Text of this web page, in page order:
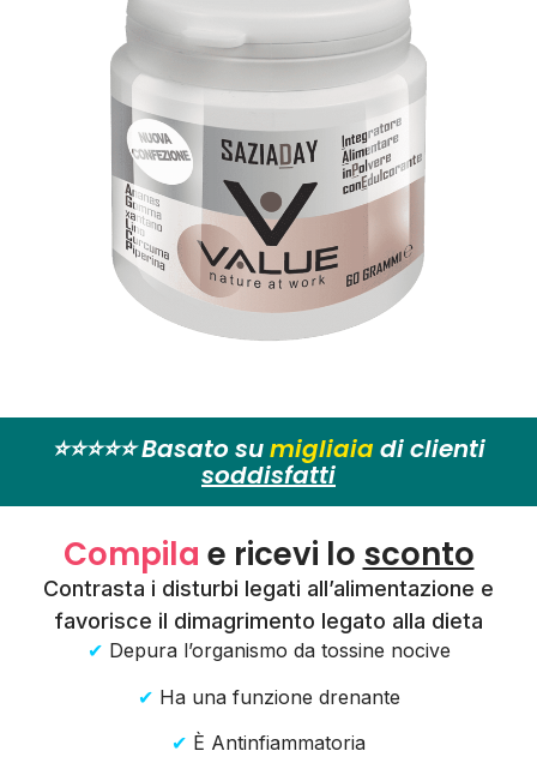
⭐⭐⭐⭐⭐ Basato sumigliaia di clienti
soddisfatti
Compila e ricevi lo sconto
Contrasta i disturbi legati all’alimentazione e
favorisce il dimagrimento legato alla dieta
✔ Depura l’organismo da tossine nocive
✔ Ha una funzione drenante
✔ È Antinfiammatoria